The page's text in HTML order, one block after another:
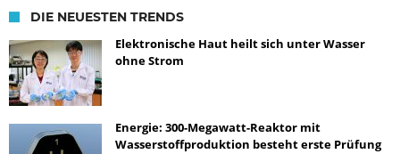
DIE NEUESTEN TRENDS
Elektronische Haut heilt sich unter Wasser
ohne Strom
Energie: 300-Megawatt-Reaktor mit
Wasserstoffproduktion besteht erste Prüfung